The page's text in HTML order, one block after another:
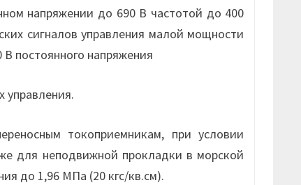
напряжении до 690 В частотой до 400
сигналов управления малой мощности
постоянного напряжения
управления.
токоприемникам, при условии
для неподвижной прокладки в морской
до 1,96 МПа (20 кгс/кв.см).